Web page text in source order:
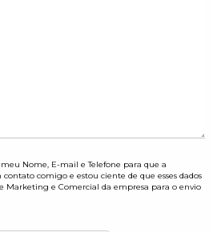
Nome, E-mail e Telefone para que a
comigo e estou ciente de que esses dados
Marketing e Comercial da empresa para o envio